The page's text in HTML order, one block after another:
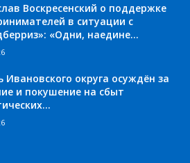
Воскресенский о поддержке
в ситуации с
«Одни, наедине...
Ивановского округа осуждён за
и покушение на сбыт